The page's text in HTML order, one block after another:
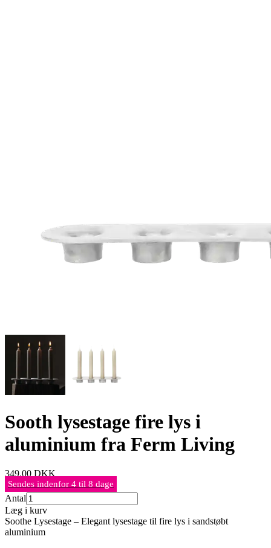
Sooth lysestage fire lys i
aluminium fra Ferm Living
349,00 DKK
Sendes indenfor 4 til 8 dage
Antal
Læg i kurv
Soothe Lysestage – Elegant lysestage til fire lys i sandstøbt
aluminium